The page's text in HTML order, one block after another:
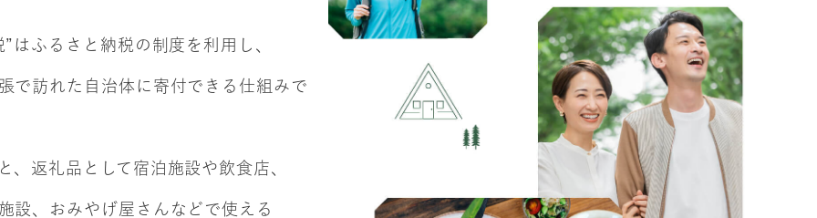
”はふるさと納税の制度を利用し、
で訪れた自治体に寄付できる仕組みで
、返礼品として宿泊施設や飲食店、
設、おみやげ屋さんなどで使える